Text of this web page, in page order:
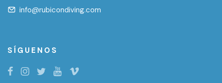
info@rubicondiving.com
SÍGUENOS